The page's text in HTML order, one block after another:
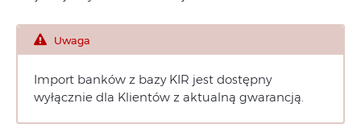
Uwaga
Import banków z bazy KIR jest dostępny
wyłącznie dla Klientów z aktualną gwarancją.